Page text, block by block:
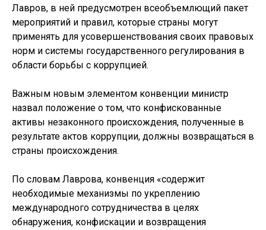
Лавров, в ней предусмотрен всеобъемлющий пакет
мероприятий и правил, которые страны могут
применять для усовершенствования своих правовых
норм и системы государственного регулирования в
области борьбы с коррупцией.
Важным новым элементом конвенции министр
назвал положение о том, что конфискованные
активы незаконного происхождения, полученные в
результате актов коррупции, должны возвращаться в
страны происхождения.
По словам Лаврова, конвенция «содержит
необходимые механизмы по укреплению
международного сотрудничества в целях
обнаружения, конфискации и возвращения